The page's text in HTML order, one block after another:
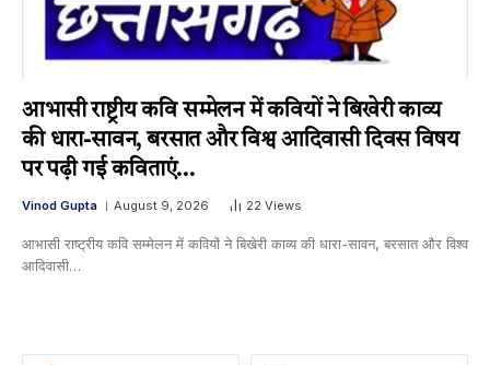
आभासी राष्ट्रीय कवि सम्मेलन में कवियों ने बिखेरी काव्य
की धारा-सावन, बरसात और विश्व आदिवासी दिवस विषय
पर पढ़ी गई कविताएं…
Vinod Gupta August 9, 2026 22 Views
आभासी राष्ट्रीय कवि सम्मेलन में कवियों ने बिखेरी काव्य की धारा-सावन, बरसात और विश्व
आदिवासी…